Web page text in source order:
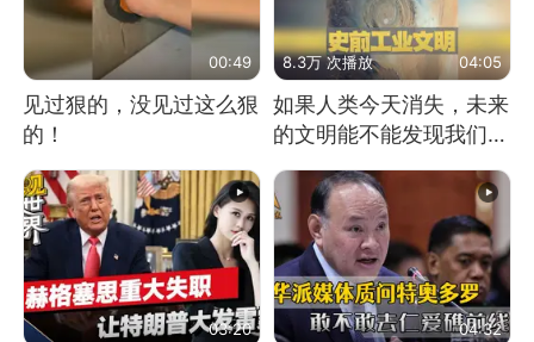
00:49
见过狠的，没见过这么狠
的！
8.3万 次播放 04:05
如果人类今天消失，未来
的文明能不能发现我们存
在过？
03:20 04:32